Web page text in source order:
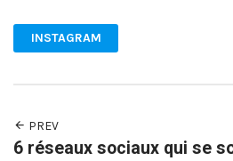
INSTAGRAM
PREV
6 réseaux sociaux qui se